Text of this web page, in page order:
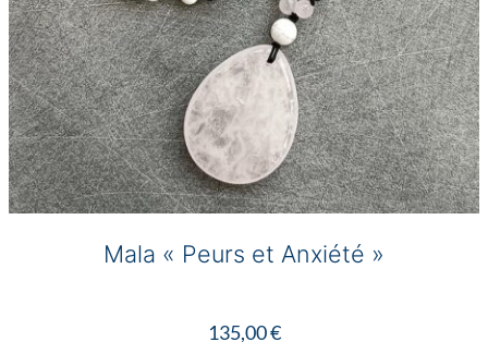
Mala « Peurs et Anxiété »
135,00€